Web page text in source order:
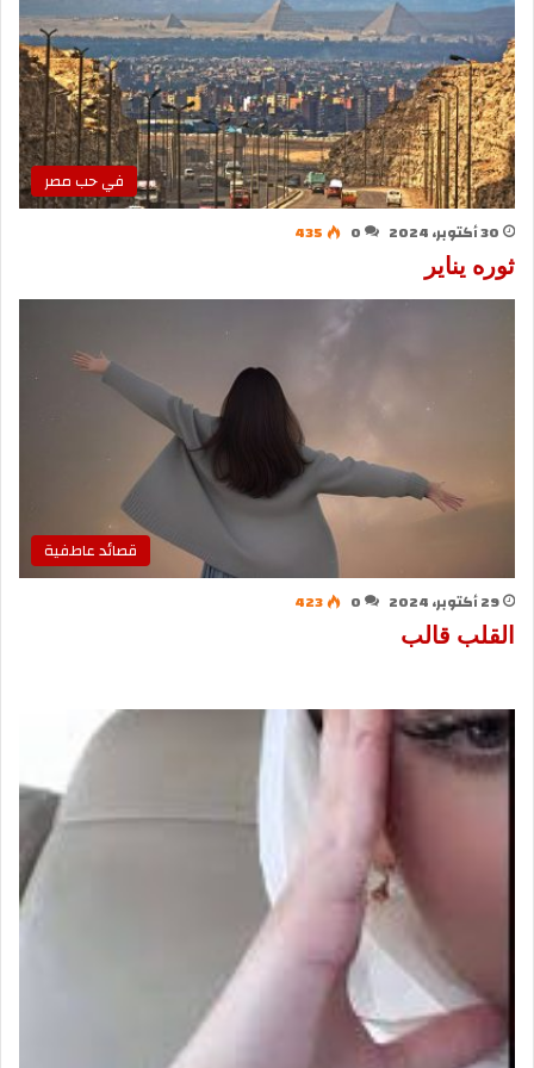
في حب مصر
30 أكتوبر، 2024 0
435
ثوره يناير
قصائد عاطفية
29 أكتوبر، 2024 0
423
القلب قالب